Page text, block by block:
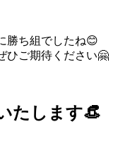
勝ち組でしたね😊
ひご期待ください🤗
たします👒